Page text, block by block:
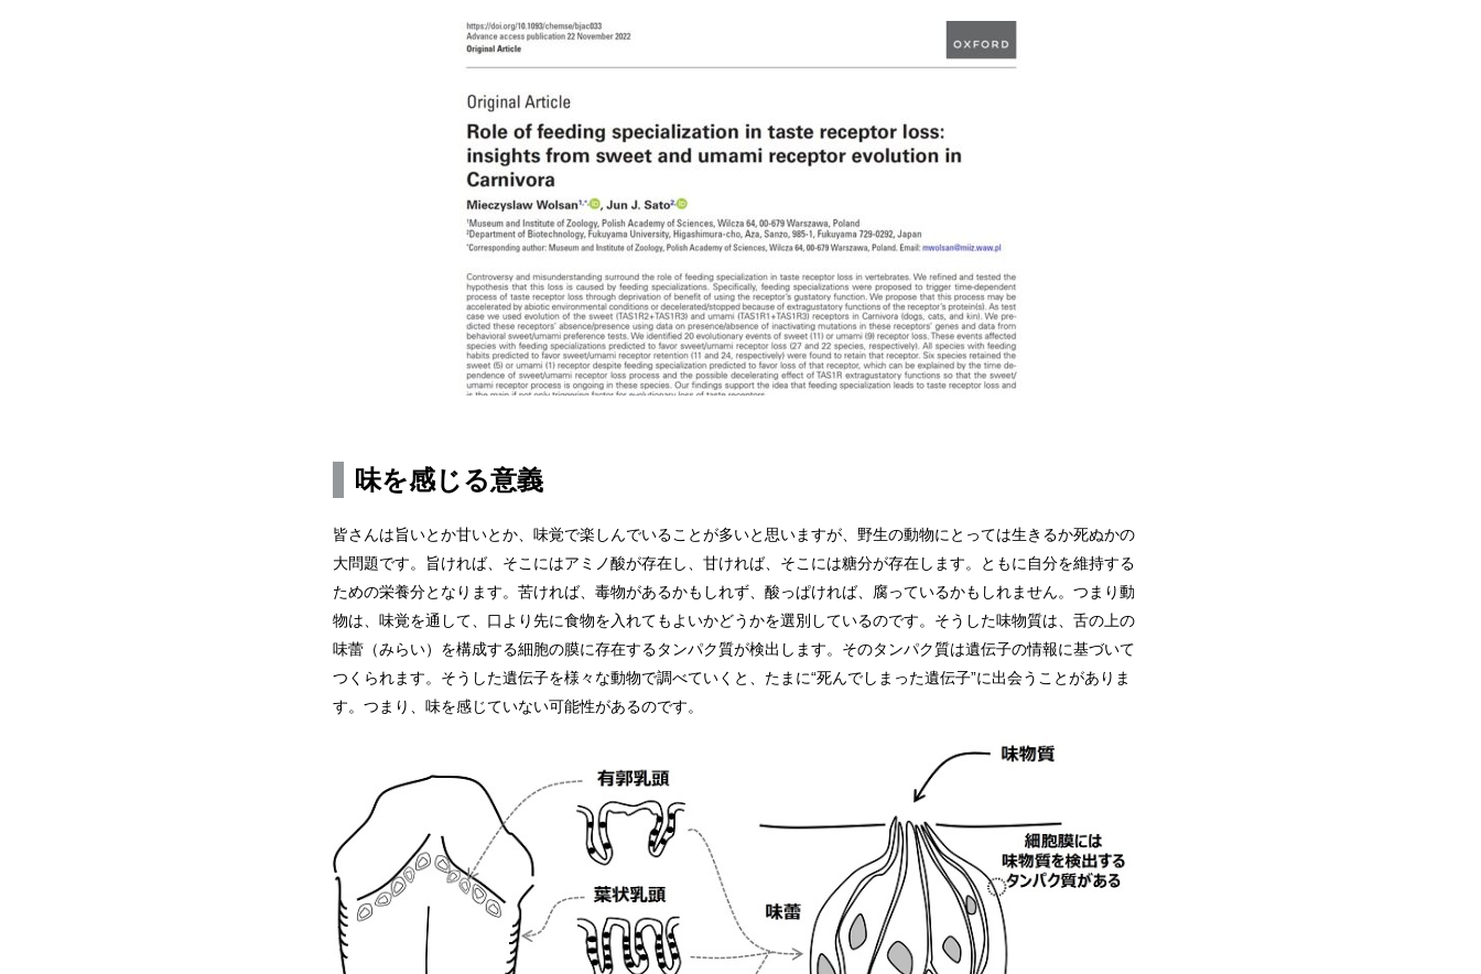
味を感じる意義
皆さんは旨いとか甘いとか、味覚で楽しんでいることが多いと思いますが、野生の動物にとっては生きるか死ぬかの
大問題です。旨ければ、そこにはアミノ酸が存在し、甘ければ、そこには糖分が存在します。ともに自分を維持する
ための栄養分となります。苦ければ、毒物があるかもしれず、酸っぱければ、腐っているかもしれません。つまり動
物は、味覚を通して、口より先に食物を入れてもよいかどうかを選別しているのです。そうした味物質は、舌の上の
味蕾（みらい）を構成する細胞の膜に存在するタンパク質が検出します。そのタンパク質は遺伝子の情報に基づいて
つくられます。そうした遺伝子を様々な動物で調べていくと、たまに“死んでしまった遺伝子”に出会うことがありま
す。つまり、味を感じていない可能性があるのです。